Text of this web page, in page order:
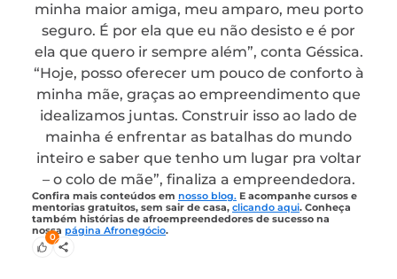
minha maior amiga, meu amparo, meu porto
seguro. É por ela que eu não desisto e é por
ela que quero ir sempre além”, conta Géssica.
“Hoje, posso oferecer um pouco de conforto à
minha mãe, graças ao empreendimento que
idealizamos juntas. Construir isso ao lado de
mainha é enfrentar as batalhas do mundo
inteiro e saber que tenho um lugar pra voltar
– o colo de mãe”, finaliza a empreendedora.
Confira mais conteúdos em nosso blog. E acompanhe cursos e
mentorias gratuitos, sem sair de casa, clicando aqui. Conheça
também histórias de afroempreendedores de sucesso na
nossa página Afronegócio.
0